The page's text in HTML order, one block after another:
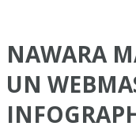
NAWARA
UN